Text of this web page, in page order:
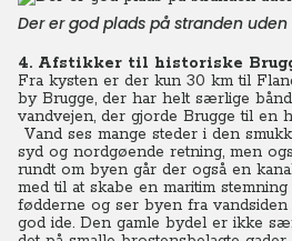
Der er god plads på stranden
4. Afstikker til historiske
Fra kysten er der kun 30 km til
by Brugge, der har helt særlige
vandvejen, der gjorde Brugge til en
Vand ses mange steder i den
syd og nordgøende retning, men
rundt om byen går der også en
med til at skabe en maritim
fødderne og ser byen fra
god ide. Den gamle bydel er ikke